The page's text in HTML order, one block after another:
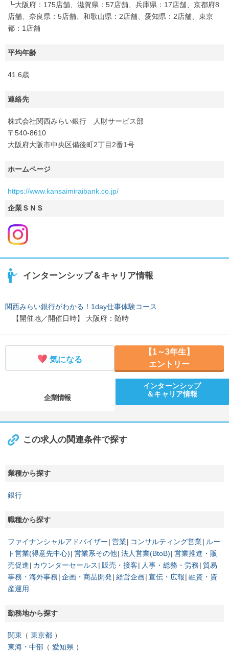
┗大阪府：175店舗、滋賀県：57店舗、兵庫県：17店舗、京都府8
店舗、奈良県：5店舗、和歌山県：2店舗、愛知県：2店舗、東京
都：1店舗
平均年齢
41.6歳
連絡先
株式会社関西みらい銀行 人財サービス部
〒540-8610
大阪府大阪市中央区備後町2丁目2番1号
ホームページ
https://www.kansaimiraibank.co.jp/
企業ＳＮＳ
インターンシップ＆キャリア情報
関西みらい銀行がわかる！1day仕事体験コース
【開催地／開催日時】 大阪府：随時
気になる
【1～3年生】
エントリー
企業情報
インターンシップ
＆キャリア情報
この求人の関連条件で探す
業種から探す
銀行
職種から探す
ファイナンシャルアドバイザー 営業 コンサルティング営業 ルー
ト営業(得意先中心) 営業系その他 法人営業(BtoB) 営業推進・販
売促進
カウンターセールス 販売・接客 人事・総務・労務
貿易
事務・海外事務 企画・商品開発 経営企画 宣伝・広報 融資・資
産運用
勤務地から探す
関東
東京都
東海・中部
愛知県